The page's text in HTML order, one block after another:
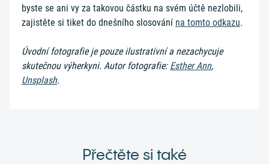
byste se ani vy za takovou částku na svém účtě nezlobili,
zajistěte si tiket do dnešního slosování na tomto odkazu.
Úvodní fotografie je pouze ilustrativní a nezachycuje
skutečnou výherkyni. Autor fotografie: Esther Ann,
Unsplash.
Přečtěte si také